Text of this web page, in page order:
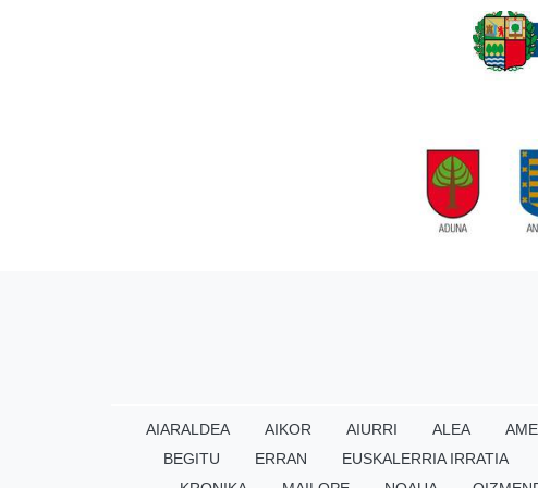
AIARALDEA AIKOR AIURRI ALEA
BEGITU
ERRAN EUSKALERRIA IRRATIA